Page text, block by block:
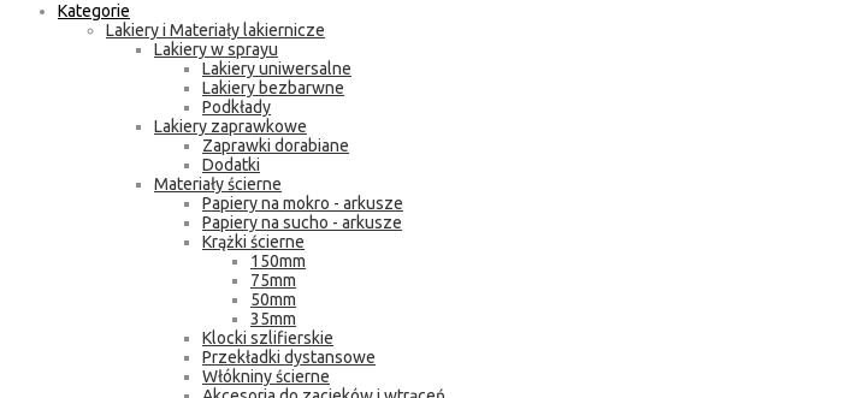
Kategorie
Lakiery i Materiały lakiernicze
Lakiery w sprayu
Lakiery uniwersalne
Lakiery bezbarwne
Podkłady
Lakiery zaprawkowe
Zaprawki dorabiane
Dodatki
Materiały ścierne
Papiery na mokro - arkusze
Papiery na sucho - arkusze
Krążki ścierne
150mm
75mm
50mm
35mm
Klocki szlifierskie
Przekładki dystansowe
Włókniny ścierne